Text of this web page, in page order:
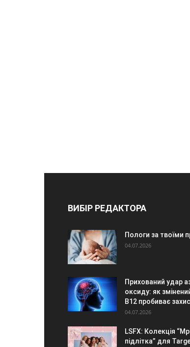
ВИБІР РЕДАКТОРА
Пологи за твоїми
04.07.2026
Прихований удар
оксиду: як
B12 пробиває
04.07.2026
LSFX: Колекція
підлітка” для